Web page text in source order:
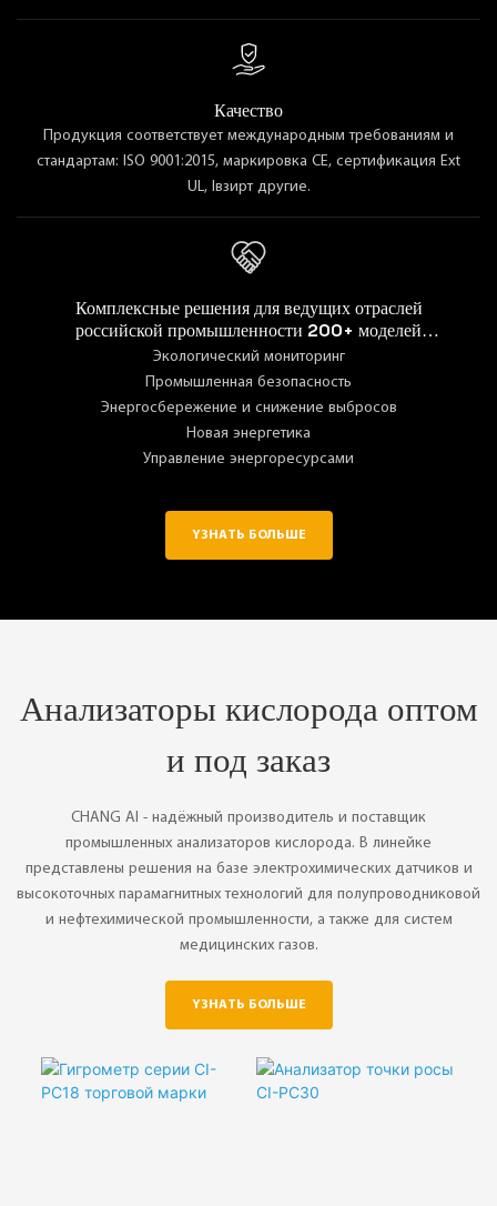
Качество
Продукция соответствует международным требованиям и
стандартам: ISO 9001:2015, маркировка CE, сертификация Ext
UL, Iвзирт другие.
Комплексные решения для ведущих отраслей
российской промышленности 200+ моделей
оборудования для широкого спектра задач сфер
промышленности
Экологический мониторинг
Промышленная безопасность
Энергосбережение и снижение выбросов
Новая энергетика
Управление энергоресурсами
YЗНАТЬ БОЛЬШЕ
Анализаторы кислорода оптом
и под заказ
CHANG AI - надёжный производитель и поставщик
промышленных анализаторов кислорода. В линейке
представлены решения на базе электрохимических датчиков и
высокоточных парамагнитных технологий для полупроводниковой
и нефтехимической промышленности, а также для систем
медицинских газов.
YЗНАТЬ БОЛЬШЕ